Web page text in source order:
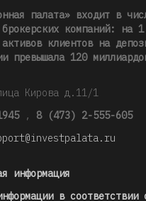
палата» входит в
брокерских компаний: на
клиентов на
превышала 120
Кирова д.11/1
, 8 (473) 2-555-605
информация
в